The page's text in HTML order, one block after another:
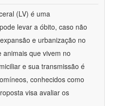
(LV) é uma
levar a óbito, caso não
e urbanização no
animais que vivem no
e sua transmissão é
conhecidos como
visa avaliar os